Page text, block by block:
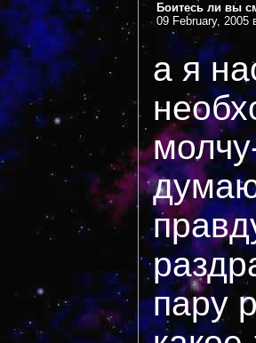
Боитесь ли вы
09 February, 2005
а я
пару